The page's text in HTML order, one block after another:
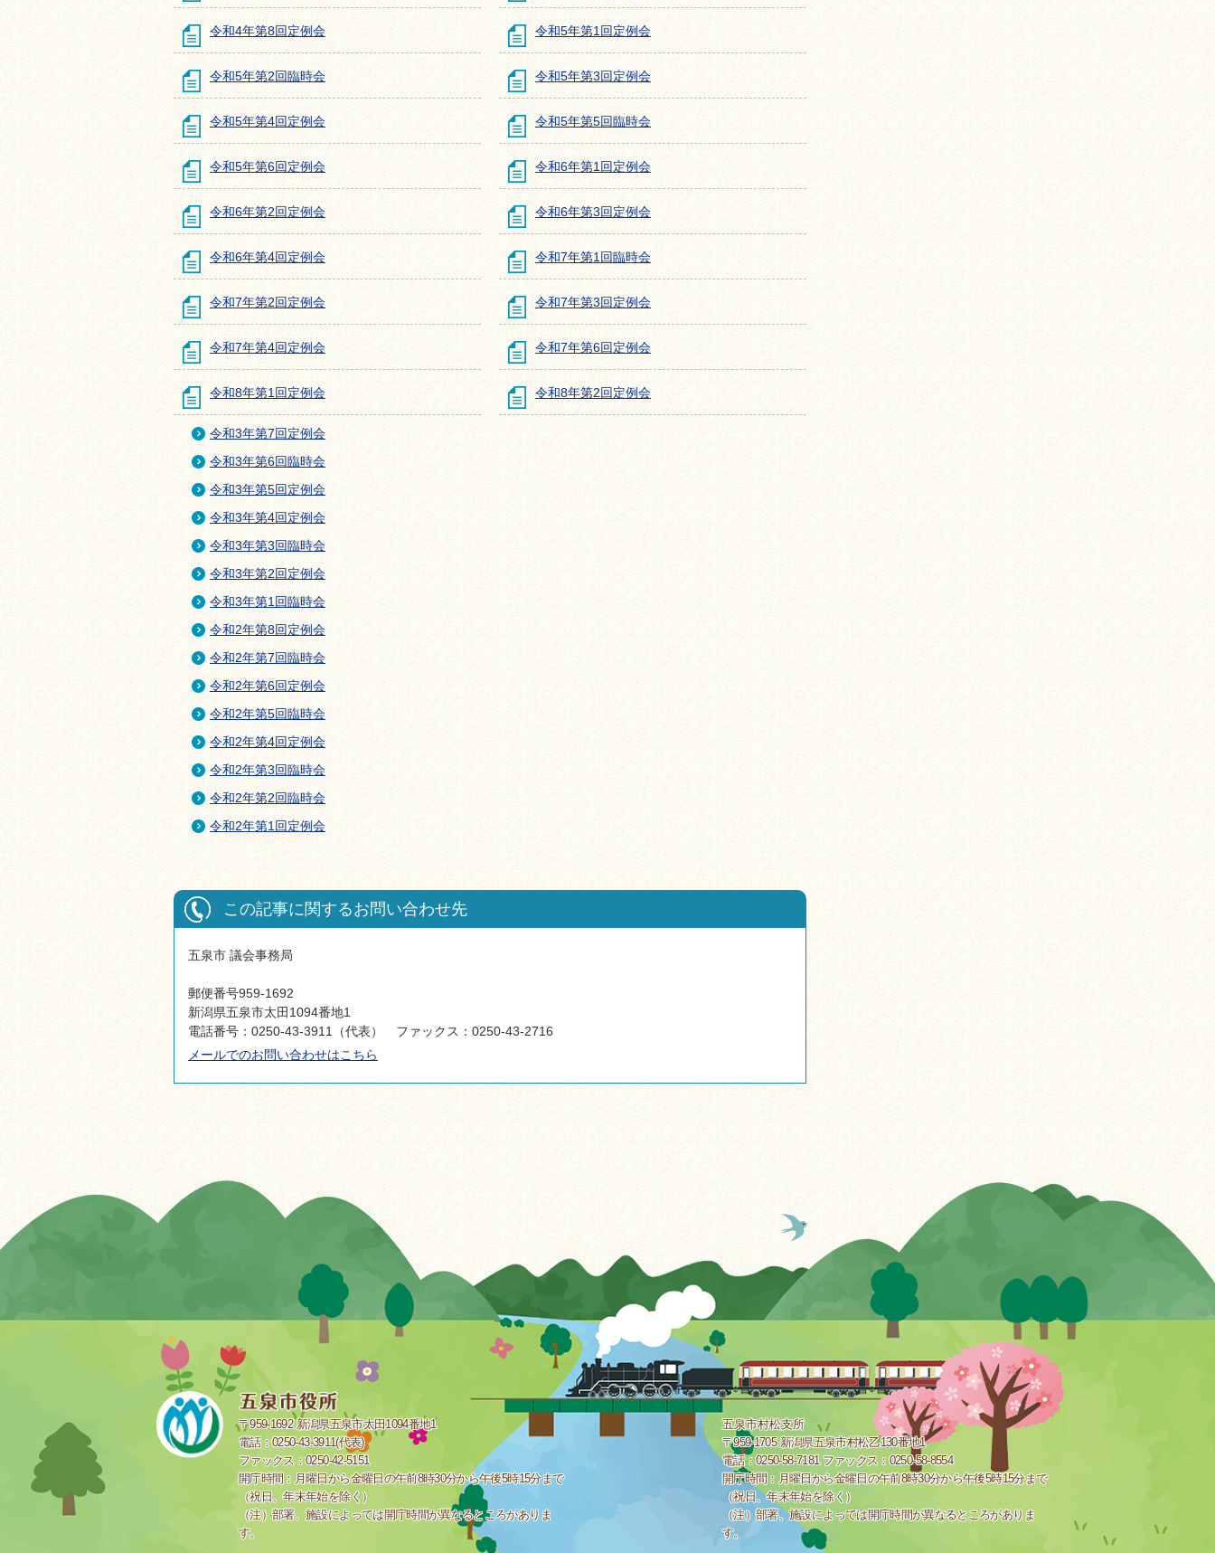
令和4年第8回定例会 令和5年第1回定例会
令和5年第2回臨時会 令和5年第3回定例会
令和5年第4回定例会 令和5年第5回臨時会
令和5年第6回定例会 令和6年第1回定例会
令和6年第2回定例会 令和6年第3回定例会
令和6年第4回定例会 令和7年第1回臨時会
令和7年第2回定例会 令和7年第3回定例会
令和7年第4回定例会 令和7年第6回定例会
令和8年第1回定例会 令和8年第2回定例会
令和3年第7回定例会
令和3年第6回臨時会
令和3年第5回定例会
令和3年第4回定例会
令和3年第3回臨時会
令和3年第2回定例会
令和3年第1回臨時会
令和2年第8回定例会
令和2年第7回臨時会
令和2年第6回定例会
令和2年第5回臨時会
令和2年第4回定例会
令和2年第3回臨時会
令和2年第2回臨時会
令和2年第1回定例会
この記事に関するお問い合わせ先
五泉市 議会事務局
郵便番号959-1692
新潟県五泉市太田1094番地1
電話番号：0250-43-3911（代表） ファックス：0250-43-2716
メールでのお問い合わせはこちら
〒959-1692 新潟県五泉市太田1094番地1
電話：0250-43-3911(代表)
ファックス：0250-42-5151
開庁時間：月曜日から金曜日の午前8時30分から午後5時15分まで
（祝日、年末年始を除く）
（注）部署、施設によっては開庁時間が異なるところがありま
す。
五泉市村松支所
〒959-1705 新潟県五泉市村松乙130番地1
電話：0250-58-7181 ファックス：0250-58-8554
開庁時間：月曜日から金曜日の午前8時30分から午後5時15分まで
（祝日、年末年始を除く）
（注）部署、施設によっては開庁時間が異なるところがありま
す。